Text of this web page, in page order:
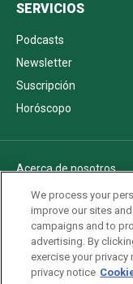
SERVICIOS
Podcasts
Newsletter
Suscripción
Horóscopo
Acerca de nosotros
Politica de privacidad
Pautas Editoriales
AdChoices
Advertise with us
We process your
improve our sites
campaigns and to
advertising. By
exercise your
privacy notice